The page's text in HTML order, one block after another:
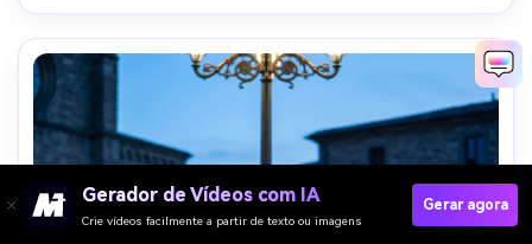
Gerador de Vídeos com IA
Crie vídeos facilmente a partir de texto ou imagens
Gerar agora